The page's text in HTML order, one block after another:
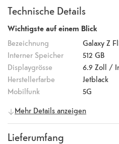
ideal für den schnellen Zugriff
neue Exynos 2500 (3 nm) in
und wahlweise 256 oder 512 GB
Performance. Der 4’300 mAh
Ausdauer und lässt sich flexibel
kabelgebunden mit 25 Watt oder
Die Kameraausstattung erfüllt
mit optischer Bildstabilisierung
f/1.8-Blende. Ergänzt wird sie
Ultraweitwinkelkamera (f/2.2) mit
Technische Details
Wichtigste auf einem Blick
Bezeichnung
Galaxy Z
Interner Speicher
512 GB
Displaygrösse
6.9Zoll /
Herstellerfarbe
Jetblack
Mobilfunk
5G
Allgemeine Informationen
Hersteller
Samsung
Artikelnummer
Mehr Details anzeigen
Lieferumfang